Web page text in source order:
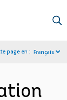
page en : Français